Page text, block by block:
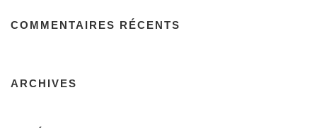
COMMENTAIRES RÉCENTS
ARCHIVES